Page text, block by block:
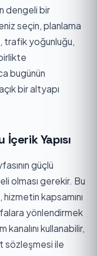
dengeli bir
seçin, planlama
trafik yoğunluğu,
bugünün
bir altyapı
Yapısı
güçlü
olması gerekir. Bu
kapsamını
yönlendirmek
kanalını kullanabilir,
sözleşmesi ile